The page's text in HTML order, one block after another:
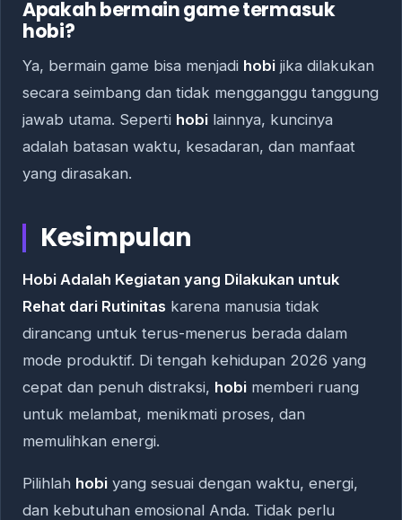
Apakah bermain game termasuk
hobi?
Ya, bermain game bisa menjadi hobi jika dilakukan
secara seimbang dan tidak mengganggu tanggung
jawab utama. Seperti hobi lainnya, kuncinya
adalah batasan waktu, kesadaran, dan manfaat
yang dirasakan.
Kesimpulan
Hobi Adalah Kegiatan yang Dilakukan untuk
Rehat dari Rutinitas karena manusia tidak
dirancang untuk terus-menerus berada dalam
mode produktif. Di tengah kehidupan 2026 yang
cepat dan penuh distraksi, hobi memberi ruang
untuk melambat, menikmati proses, dan
memulihkan energi.
Pilihlah hobi yang sesuai dengan waktu, energi,
dan kebutuhan emosional Anda. Tidak perlu